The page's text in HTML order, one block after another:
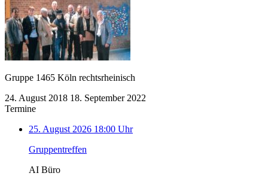
Gruppe 1465 Köln rechtsrheinisch
24. August 2018 18. September 2022
Termine
25. August 2026 18:00 Uhr
Gruppentreffen
AI Büro